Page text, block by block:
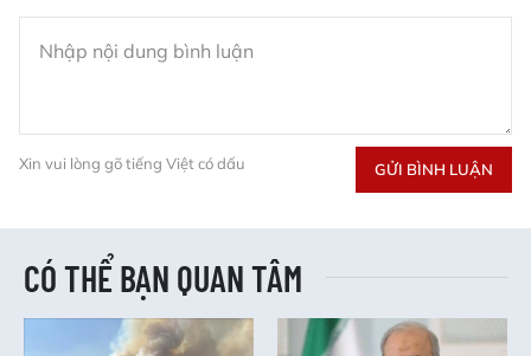
Xin vui lòng gõ tiếng Việt có dấu GỬI BÌNH LUẬN
CÓ THỂ BẠN QUAN TÂM